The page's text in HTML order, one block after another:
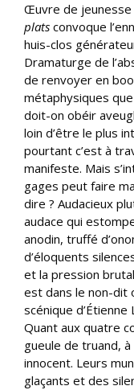
Œuvre de jeunesse
plats convoque
huis-clos
Dramaturge de
de renvoyer en
métaphysiques
doit-on obéir
loin d’être le plus
pourtant c’est à
manifeste. Mais
gages peut faire
dire ? Audacieux
audace qui
anodin, truffé
d’éloquents
et la pression
est dans le non-dit
scénique
Quant aux quatre
gueule de truand,
innocent. Leurs
glaçants et des